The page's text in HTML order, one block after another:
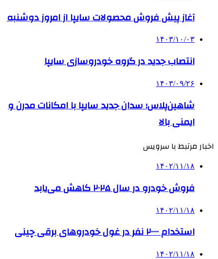
آغاز پیش فروش محصولات سایپا از امروز دوشنبه
۱۴۰۳/۱۰/۰۳
انتصاب جدید در گروه خودروسازی سایپا
۱۴۰۳/۰۹/۲۶
شاهین‌پلاس؛ سدان جدید سایپا با امکانات مدرن و
ایمنی بالا
اخبار مرتبط با سرویس
۱۴۰۲/۱۱/۱۸
فروش خودرو در سال ۲۰۲۵ کاهش می‌یابد
۱۴۰۲/۱۱/۱۸
استخدام ۲۰۰۰۰ نفر در غول خودروهای برقی چینی
۱۴۰۲/۱۱/۱۸